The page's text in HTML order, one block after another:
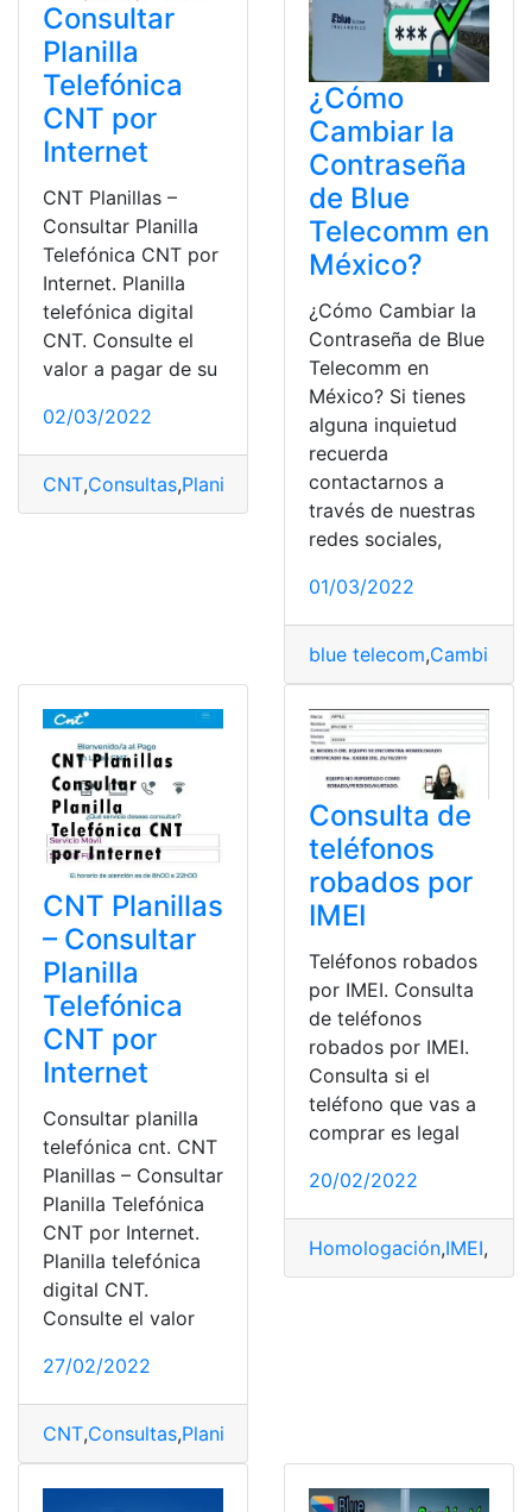
Consultar
Planilla
Telefónica
CNT por
Internet
CNT Planillas –
Consultar Planilla
Telefónica CNT por
Internet. Planilla
telefónica digital
CNT. Consulte el
valor a pagar de su
02/03/2022
CNT,Consultas,Planillas Telefónica,top2,top3
¿Cómo
Cambiar la
Contraseña
de Blue
Telecomm en
México?
¿Cómo Cambiar la
Contraseña de Blue
Telecomm en
México? Si tienes
alguna inquietud
recuerda
contactarnos a
través de nuestras
redes sociales,
01/03/2022
blue telecom,Cambiar
CNT Planillas
– Consultar
Planilla
Telefónica
CNT por
Internet
Consultar planilla
telefónica cnt. CNT
Planillas – Consultar
Planilla Telefónica
CNT por Internet.
Planilla telefónica
digital CNT.
Consulte el valor
27/02/2022
CNT,Consultas,Planillas
Consulta de
teléfonos
robados por
IMEI
Teléfonos robados
por IMEI. Consulta
de teléfonos
robados por IMEI.
Consulta si el
teléfono que vas a
comprar es legal
20/02/2022
Homologación,IMEI,